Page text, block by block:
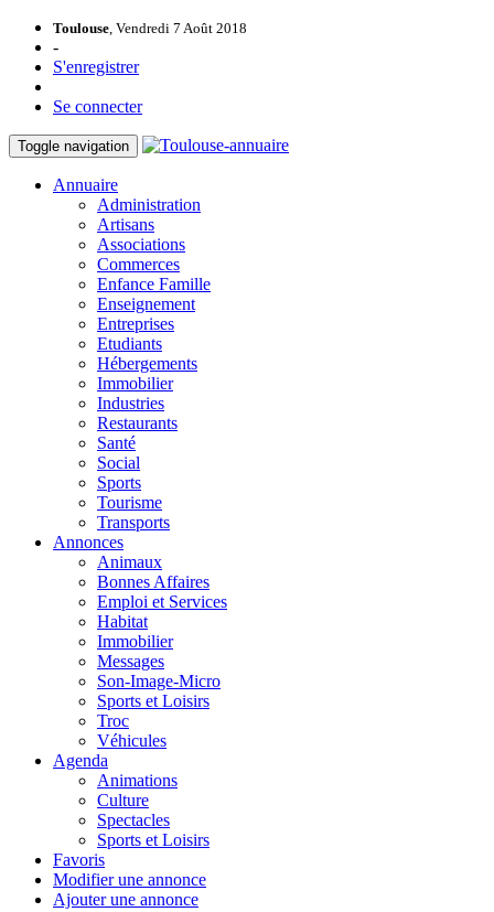
Toulouse, Vendredi 7 Août 2018
-
S'enregistrer
Se connecter
Toggle navigation
Annuaire
Administration
Artisans
Associations
Commerces
Enfance Famille
Enseignement
Entreprises
Etudiants
Hébergements
Immobilier
Industries
Restaurants
Santé
Social
Sports
Tourisme
Transports
Annonces
Animaux
Bonnes Affaires
Emploi et Services
Habitat
Immobilier
Messages
Son-Image-Micro
Sports et Loisirs
Troc
Véhicules
Agenda
Animations
Culture
Spectacles
Sports et Loisirs
Favoris
Modifier une annonce
Ajouter une annonce